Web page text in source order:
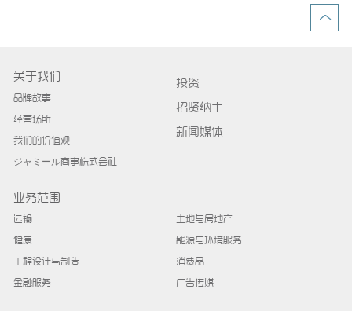
关于我们
品牌故事
经营场所
我们的价值观
ジャミール商事株式会社
投资
招贤纳士
新闻媒体
业务范围
运输
健康
工程设计与制造
金融服务
土地与房地产
能源与环境服务
消费品
广告传媒